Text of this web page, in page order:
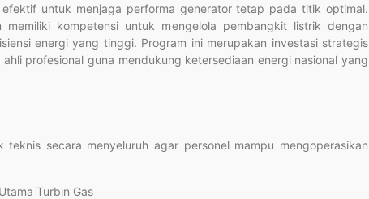
untuk menjaga performa generator tetap pada titik optimal.
kompetensi untuk mengelola pembangkit listrik dengan
energi yang tinggi. Program ini merupakan investasi strategis
profesional guna mendukung ketersediaan energi nasional yang
teknis secara menyeluruh agar personel mampu mengoperasikan
Turbin Gas